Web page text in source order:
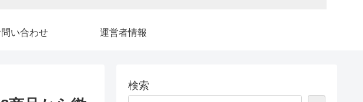
問い合わせ 運営者情報
検索